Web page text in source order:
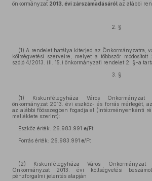
önkormányzat 2013. évi zárszámadásáról az alábbi
2. §
(1) A rendelet hatálya kiterjed az Önkormányzatra,
költségvetési szerveire, melyet a többször módosított
szóló 4/2013. (II. 15.) önkormányzati rendelet 2. §-a
3. §
(1) Kiskunfélegyháza Város Önkormányzat
önkormányzat 2013. évi eszköz- és forrás mérlegét,
az alábbi főösszegben fogadja el (intézményenkénti
melléklete szerint):
Eszköz érték: 26.983.991 e/Ft
Forrás érték: 26.983.991 e/Ft
(2) Kiskunfélegyháza Város Önkormányzat
Önkormányzat 2013. évi költségvetési
pénzforgalmi jelentés alapján